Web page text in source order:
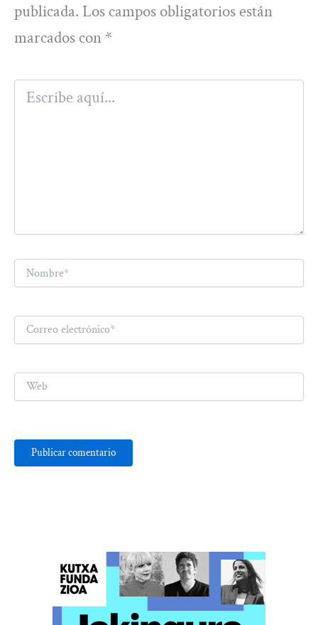
publicada. Los campos obligatorios están
marcados con *
Escribe
aquí...
Nombre*
Correo
electrónico*
Web